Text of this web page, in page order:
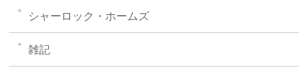
シャーロック・ホームズ
雑記